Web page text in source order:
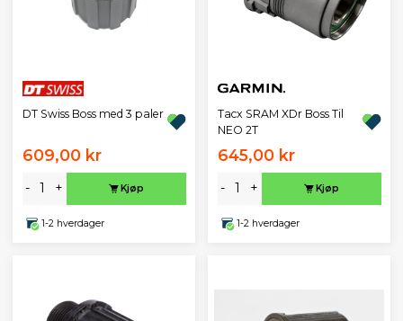
DT Swiss Boss med 3 paler
609,00 kr
- + Kjøp
1-2 hverdager
Tacx SRAM XDr Boss Til
NEO 2T
645,00 kr
- + Kjøp
1-2 hverdager